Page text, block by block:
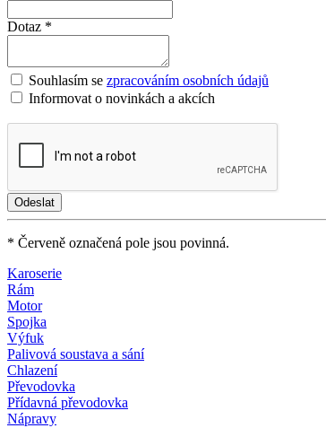
Dotaz *
Souhlasím se zpracováním osobních údajů
Informovat o novinkách a akcích
* Červeně označená pole jsou povinná.
Karoserie
Rám
Motor
Spojka
Výfuk
Palivová soustava a sání
Chlazení
Převodovka
Přídavná převodovka
Nápravy